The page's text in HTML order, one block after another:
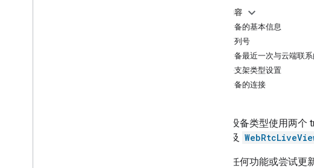
本页内容
获取设备的基本信息
获取序列号
获取设备最近一次与云端联
摄像头支架类型设置
检查设备的连接
摄像头设备类型使用两个
输；以及
在使用任何功能或尝试